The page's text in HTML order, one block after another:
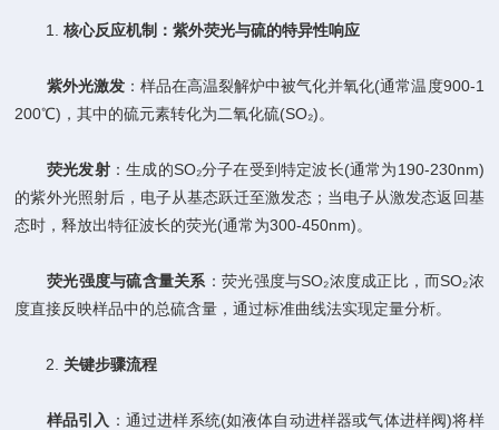
1. ​​核心反应机制：紫外荧光与硫的特异性响应​
​紫外光激发​​：样品在高温裂解炉中被气化并氧化(通常温度900-1
200℃)，其中的硫元素转化为二氧化硫(SO₂)。
​荧光发射​​：生成的SO₂分子在受到特定波长(通常为190-230nm)
的紫外光照射后，电子从基态跃迁至激发态；当电子从激发态返回基
态时，释放出特征波长的荧光(通常为300-450nm)。
​荧光强度与硫含量关系​ ​：荧光强度与SO₂浓度成正比，而SO₂浓
度直接反映样品中的总硫含量，通过标准曲线法实现定量分析。
2. ​ ​关键步骤流程​
​样品引入​ ​：通过进样系统(如液体自动进样器或气体进样阀)将样